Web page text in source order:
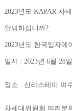
2023년도 KAPAR 차
안녕하십니까?
2023년도 한국입자
일시 : 2023년 6월 28
장소 : 신라스테이 여
차세대위원회 여러분